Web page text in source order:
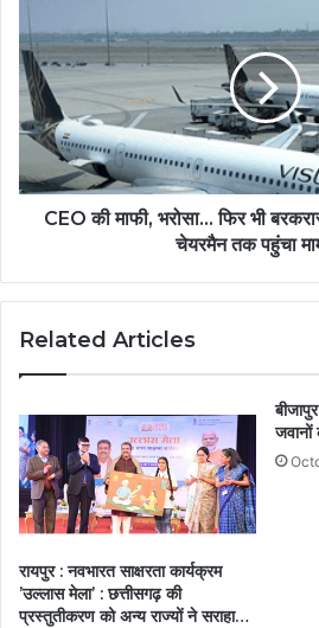
CEO की माफी, भरोसा... फिर भी
चेयरमैन तक पहुंचा
Related Articles
रायपुर : नवभारत साक्षरता कार्यक्रम
’उल्लास मेला’ : छत्तीसगढ़ की
प्रस्तुतीकरण को अन्य राज्यों ने सराहा…
जवानों